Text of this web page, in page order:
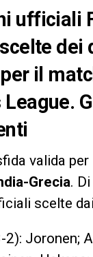
ufficiali
dei
il
valida per
Grecia.
scelte
2): Joronen;